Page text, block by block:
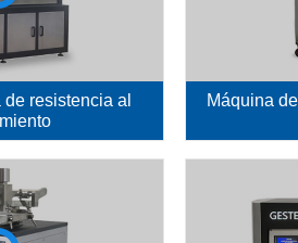
resistencia al
Máquina